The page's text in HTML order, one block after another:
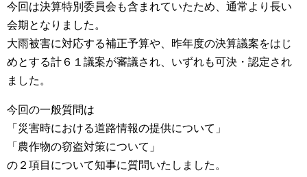
今回は決算特別委員会も含まれていたため、通常より長い
会期となりました。
大雨被害に対応する補正予算や、昨年度の決算議案をはじ
めとする計６１議案が審議され、いずれも可決・認定され
ました。
今回の一般質問は
「災害時における道路情報の提供について」
「農作物の窃盗対策について」
の２項目について知事に質問いたしました。